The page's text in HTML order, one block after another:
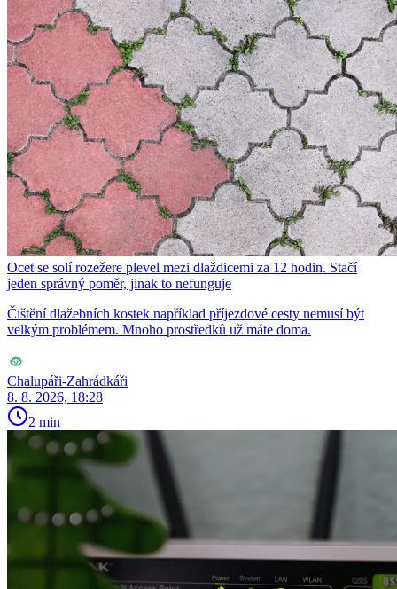
Ocet se solí rozežere plevel mezi dlaždicemi za 12 hodin. Stačí
jeden správný poměr, jinak to nefunguje
Čištění dlažebních kostek například příjezdové cesty nemusí být
velkým problémem. Mnoho prostředků už máte doma.
Chalupáři-Zahrádkáři
8. 8. 2026, 18:28
2 min